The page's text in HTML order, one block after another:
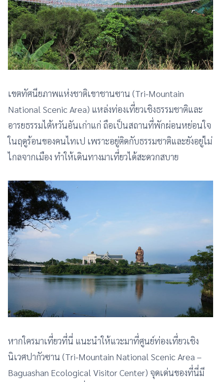
เขตทัศนียภาพแห่งชาติเขาชานซาน (Tri-Mountain
National Scenic Area) แหล่งท่องเที่ยวเชิงธรรมชาติและ
อารยธรรมไต้หวันอันเก่าแก่ ถือเป็นสถานที่พักผ่อนหย่อนใจ
ในฤดูร้อนของคนไทเป เพราะอยู่ติดกับธรรมชาติและยังอยู่ไม่
ไกลจากเมือง ทำให้เดินทางมาเที่ยวได้สะดวกสบาย
หากใครมาเที่ยวที่นี่ แนะนำให้แวะมาที่ศูนย์ท่องเที่ยวเชิง
นิเวศปากัวซาน (Tri-Mountain National Scenic Area –
Baguashan Ecological Visitor Center) จุดเด่นของที่นี่มี